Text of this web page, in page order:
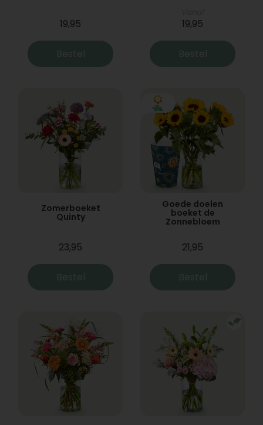
19,95
Bestel
19,95
Bestel
Zomerboeket
Quinty
23,95
Bestel
Goede doelen
boeket de
Zonnebloem
21,95
Bestel